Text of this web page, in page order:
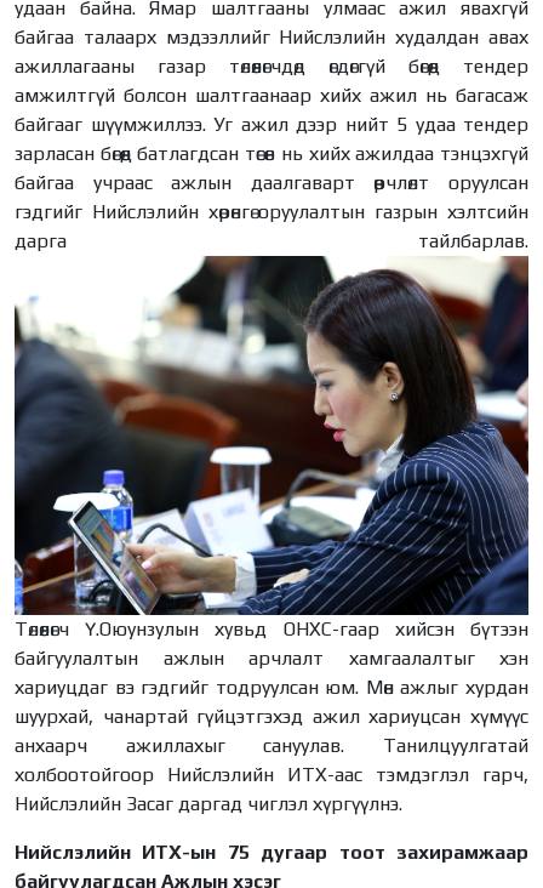
удаан байна. Ямар шалтгааны улмаас ажил явахгүй
байгаа талаарх мэдээллийг Нийслэлийн худалдан авах
ажиллагааны газар төлөөлөгчдөд өгдөггүй бөгөөд тендер
амжилтгүй болсон шалтгаанаар хийх ажил нь багасаж
байгааг шүүмжиллээ. Уг ажил дээр нийт 5 удаа тендер
зарласан бөгөөд батлагдсан төсөв нь хийх ажилдаа тэнцэхгүй
байгаа учраас ажлын даалгаварт өөрчлөлт оруулсан
гэдгийг Нийслэлийн хөрөнгө оруулалтын газрын хэлтсийн
дарга тайлбарлав.
Төлөөлөгч Ү.Оюунзулын хувьд ОНХС-гаар хийсэн бүтээн
байгуулалтын ажлын арчлалт хамгаалалтыг хэн
хариуцдаг вэ гэдгийг тодруулсан юм. Мөн ажлыг хурдан
шуурхай, чанартай гүйцэтгэхэд ажил хариуцсан хүмүүс
анхаарч ажиллахыг сануулав. Танилцуулгатай
холбоотойгоор Нийслэлийн ИТХ-аас тэмдэглэл гарч,
Нийслэлийн Засаг даргад чиглэл хүргүүлнэ.
Нийслэлийн ИТХ-ын 75 дугаар тоот захирамжаар
байгуулагдсан Ажлын хэсэг